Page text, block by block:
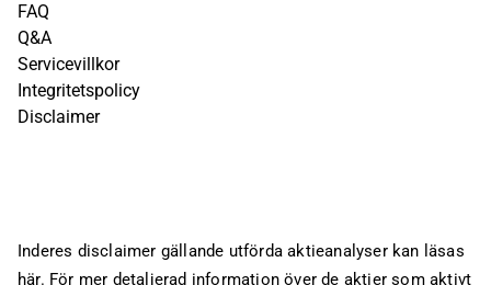
FAQ
Q&A
Servicevillkor
Integritetspolicy
Disclaimer
Inderes disclaimer gällande utförda aktieanalyser kan läsas
här. För mer detaljerad information över de aktier som aktivt